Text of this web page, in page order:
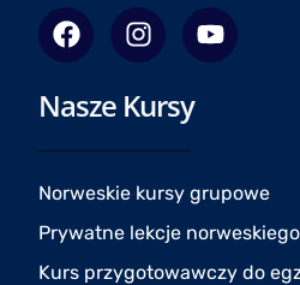
F
a
c
e
o
o
I
n
s
t
g
r
a
m
Y
o
u
e
Nasze Kursy
Norweskie kursy grupowe
Prywatne lekcje norweskiego
Kurs przygotowawczy do